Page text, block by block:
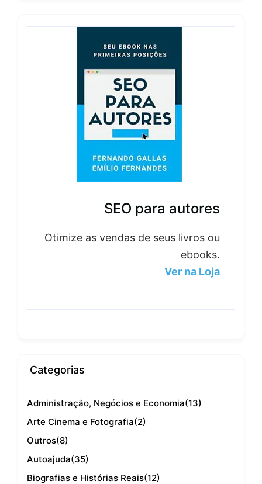
SEO para autores
Otimize as vendas de seus livros ou
ebooks.
Ver na Loja
Categorias
Administração, Negócios e Economia(13)
Arte Cinema e Fotografia(2)
Outros(8)
Autoajuda(35)
Biografias e Histórias Reais(12)